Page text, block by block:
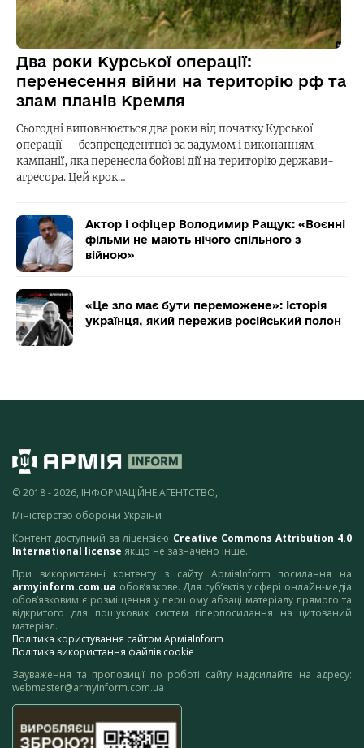
Два роки Курської операції:
перенесення війни на територію рф та
злам планів Кремля
Сьогодні виповнюється два роки від початку Курської
операції — безпрецедентної за задумом і виконанням
кампанії, яка перенесла бойові дії на територію держави-
агресора. Цей крок…
Актор і офіцер Володимир Ращук: «Воєнні
фільми не мають нічого спільного з
війною»
«Це зло має бути переможене»: історія
українця, який пережив російський полон
© 2018 - 2026, ІНФОРМАЦІЙНЕ АГЕНТСТВО,
Міністерство оборони України
Контент доступний за ліцензією Creative Commons Attribution 4.0
International license якщо не зазначено інше.
При використанні контенту з сайту АрміяInform посилання на
armyinform.com.ua обов’язкове. Для суб’єктів у сфері онлайн-медіа
обов’язковим є розміщення у першому абзаці матеріалу прямого та
відкритого для пошукових систем гіперпосилання на цитований
матеріал.
Політика користування сайтом АрміяInform
Політика використання файлів cookie
Зауваження та пропозиції по роботі сайту надсилайте на адресу:
webmaster@armyinform.com.ua